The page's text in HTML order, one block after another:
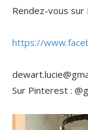
Rendez-vous sur
https://
Sur Pinterest :